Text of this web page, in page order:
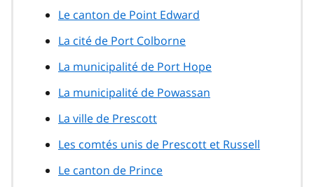
Le canton de Point Edward
La cité de Port Colborne
La municipalité de Port Hope
La municipalité de Powassan
La ville de Prescott
Les comtés unis de Prescott et Russell
Le canton de Prince